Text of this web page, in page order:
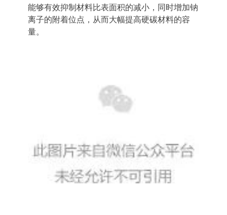
能够有效抑制材料比表面积的减小，同时增加钠
离子的附着位点，从而大幅提高硬碳材料的容
量。